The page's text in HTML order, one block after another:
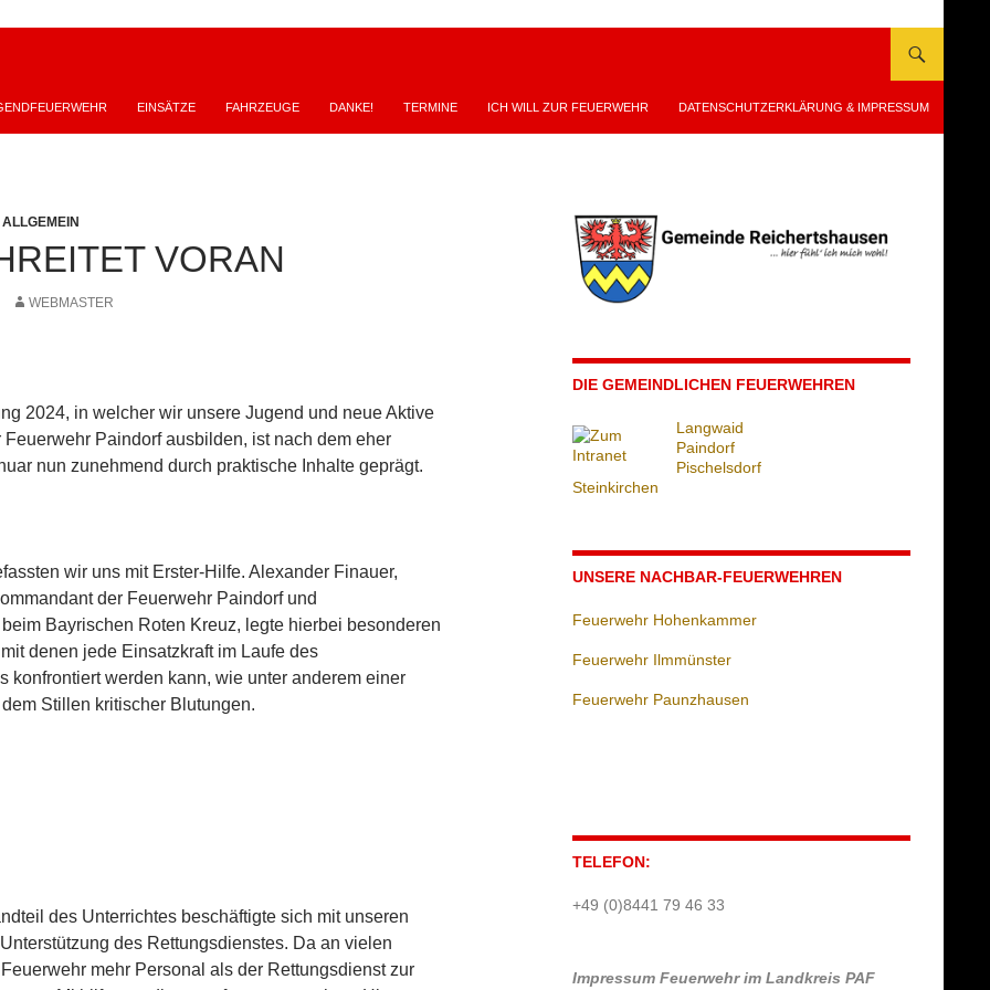
EINSÄTZE FAHRZEUGE DANKE! TERMINE ICH WILL ZUR FEUERWEHR DATENSCHUTZERKLÄRUNG & IMPRESSUM
ALLGEMEIN
VORAN
WEBMASTER
2024, in welcher wir unsere Jugend und neue Aktive
Feuerwehr Paindorf ausbilden, ist nach dem eher
nun zunehmend durch praktische Inhalte geprägt.
wir uns mit Erster-Hilfe. Alexander Finauer,
der Feuerwehr Paindorf und
Bayrischen Roten Kreuz, legte hierbei besonderen
denen jede Einsatzkraft im Laufe des
konfrontiert werden kann, wie unter anderem einer
Stillen kritischer Blutungen.
des Unterrichtes beschäftigte sich mit unseren
des Rettungsdienstes. Da an vielen
mehr Personal als der Rettungsdienst zur
DIE GEMEINDLICHEN FEUERWEHREN
Langwaid
Paindorf
Pischelsdorf
Steinkirchen
UNSERE NACHBAR-FEUERWEHREN
Feuerwehr Hohenkammer
Feuerwehr Ilmmünster
Feuerwehr Paunzhausen
TELEFON:
+49 (0)8441 79 46 33
Impressum Feuerwehr im Landkreis PAF